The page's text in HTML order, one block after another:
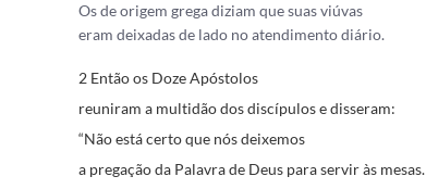
Os de origem grega diziam que suas viúvas
eram deixadas de lado no atendimento diário.
2 Então os Doze Apóstolos
reuniram a multidão dos discípulos e disseram:
“Não está certo que nós deixemos
a pregação da Palavra de Deus para servir às mesas.